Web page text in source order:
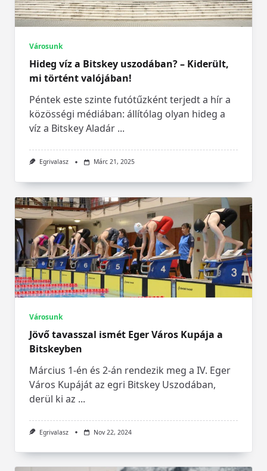
Városunk
Hideg víz a Bitskey uszodában? – Kiderült,
mi történt valójában!
Péntek este szinte futótűzként terjedt a hír a
közösségi médiában: állítólag olyan hideg a
víz a Bitskey Aladár ...
Egrivalasz Márc 21, 2025
Városunk
Jövő tavasszal ismét Eger Város Kupája a
Bitskeyben
Március 1-én és 2-án rendezik meg a IV. Eger
Város Kupáját az egri Bitskey Uszodában,
derül ki az ...
Egrivalasz Nov 22, 2024